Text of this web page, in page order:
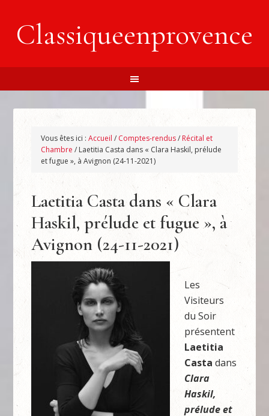
Classiqueenprovence
Vous êtes ici :Accueil / Comptes-rendus/ Récital et
Chambre / Laetitia Casta dans « Clara Haskil, prélude
et fugue », à Avignon (24-11-2021)
Laetitia Casta dans « Clara
Haskil, prélude et fugue », à
Avignon (24-11-2021)
Les
Visiteurs
du Soir
présentent
Laetitia
Casta dans
Clara
Haskil,
prélude et